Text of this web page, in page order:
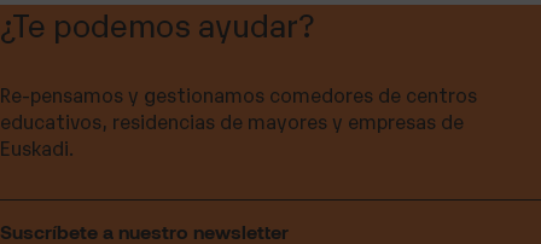
¿Te podemos ayudar?
Re-pensamos y gestionamos comedores de centros
educativos, residencias de mayores y empresas de
Euskadi.
Suscríbete a nuestro newsletter